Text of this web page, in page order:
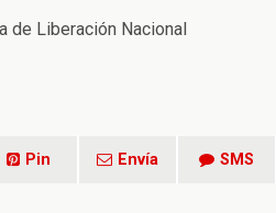
de Liberación Nacional
Pin Envía SMS